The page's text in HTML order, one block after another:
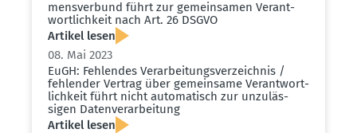
mens­verbund führt zur gemein­samen Verant­
wort­lichkeit nach Art. 26 DSGVO
Artikel lesen
08. Mai 2023
EuGH: Fehlendes Verar­bei­tungs­ver­zeichnis /
fehlender Vertrag über gemeinsame Verant­wort­
lichkeit führt nicht automa­tisch zur unzuläs­
sigen Daten­ver­ar­beitung
Artikel lesen